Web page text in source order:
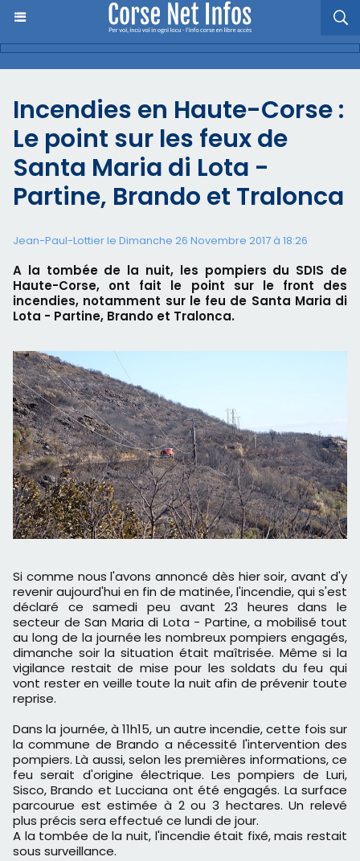
Incendies en Haute-Corse :
Le point sur les feux de
Santa Maria di Lota -
Partine, Brando et Tralonca
Jean-Paul-Lottier le Dimanche 26 Novembre 2017 à 18:26
A la tombée de la nuit, les pompiers du SDIS de
Haute-Corse, ont fait le point sur le front des
incendies, notamment sur le feu de Santa Maria di
Lota - Partine, Brando et Tralonca.
Si comme nous l'avons annoncé dès hier soir, avant d'y
revenir aujourd'hui en fin de matinée, l'incendie, qui s'est
déclaré ce samedi peu avant 23 heures dans le
secteur de San Maria di Lota - Partine, a mobilisé tout
au long de la journée les nombreux pompiers engagés,
dimanche soir la situation était maîtrisée. Même si la
vigilance restait de mise pour les soldats du feu qui
vont rester en veille toute la nuit afin de prévenir toute
reprise.
Dans la journée, à 11h15, un autre incendie, cette fois sur
la commune de Brando a nécessité l'intervention des
pompiers. Là aussi, selon les premières informations, ce
feu serait d'origine électrique. Les pompiers de Luri,
Sisco, Brando et Lucciana ont été engagés. La surface
parcourue est estimée à 2 ou 3 hectares. Un relevé
plus précis sera effectué ce lundi de jour.
A la tombée de la nuit, l'incendie était fixé, mais restait
sous surveillance.